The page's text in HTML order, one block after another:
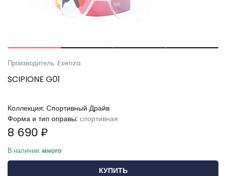
Производитель: Exenza
SCIPIONE G01
Коллекция: Спортивный Драйв
Форма и тип оправы: спортивная
8 690 ₽
В наличии: много
КУПИТЬ